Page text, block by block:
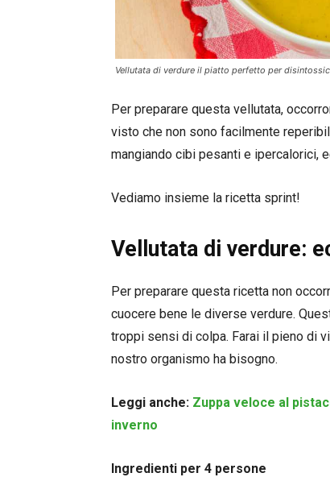
Vellutata di verdure il piatto perfetto per
Per preparare questa vellutata,
visto che non sono facilmente
mangiando cibi pesanti e ipercalorici,
Vediamo insieme la ricetta sprint!
Vellutata di verdure:
Per preparare questa ricetta non
cuocere bene le diverse verdure.
troppi sensi di colpa. Farai il pieno di
nostro organismo ha bisogno.
Leggi anche: Zuppa veloce al
inverno
Ingredienti per 4 persone